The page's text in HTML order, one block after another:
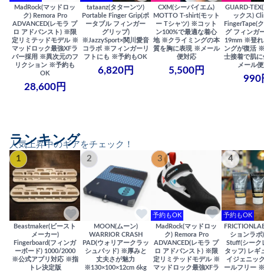
MadRock(マッドロッ
ク) Remora Pro
ADVANCED(レモラ プ
ロ アドバンスト) ※限
定リミテッドモデル ※
マッドロック最強XFラ
バー採用 ※異次元のフ
リクション ※予約も
OK
28,600円
tataanz(タターンツ)
Portable Finger Grip(ポ
ータブル フィンガー
グリップ)
※JazzySport×関川愛音
コラボ ※フィンガーリ
フトにも ※予約もOK
6,820円
CXM(シーバイエム)
MOTTO T-shirt(モット
ー Tシャツ) ※コット
ン100%で最適な着心
地 ※クライミングの本
質を胸に表現 ※メール
便対応
5,500円
GUARD-
ックス)
FingerTape(
グ フィンガ
19mm ※登れ
ングが復活
士接着で肌
メール
990
人気上昇中のギアをチェック！
ランキング
1
Beastmaker(ビースト
メーカー)
Fingerboard(フィンガ
ーボード) 1000/2000
※公式アプリ対応 ※指
トレ決定版
2
MOON(ムーン)
WARRIOR CRASH
PAD(ウォリアークラッ
シュパッド) ※厚みと
丈夫さが魅力
※130×100×12cm 6kg
3
予約もOK
MadRock(マッドロッ
ク) Remora Pro
ADVANCED(レモラ プ
ロ アドバンスト) ※限
定リミテッドモデル ※
マッドロック最強XFラ
4
予約もOK
ションラボ
Stuff(シーク
タッフ) レギ
イジェニッ
ールフリー